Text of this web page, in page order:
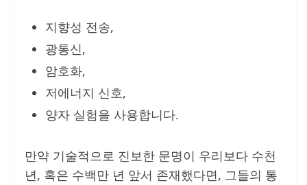
지향성 전송,
광통신,
암호화,
저에너지 신호,
양자 실험을 사용합니다.
만약 기술적으로 진보한 문명이 우리보다 수천
년, 혹은 수백만 년 앞서 존재했다면, 그들의 통